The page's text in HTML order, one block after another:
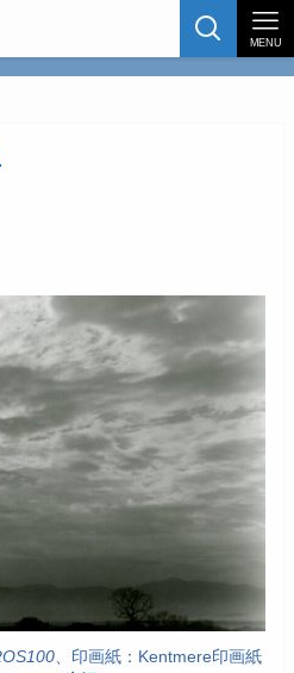
MENU
、印画紙：Kentmere印画紙